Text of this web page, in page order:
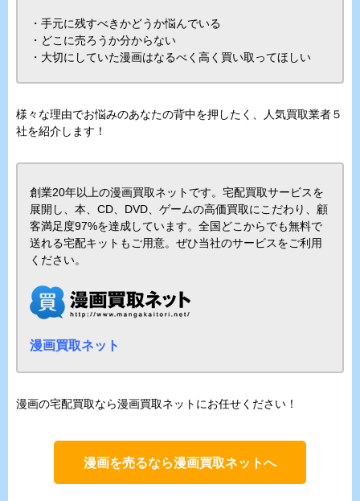
・手元に残すべきかどうか悩んでいる
・どこに売ろうか分からない
・大切にしていた漫画はなるべく高く買い取ってほしい
様々な理由でお悩みのあなたの背中を押したく、人気買取業者５
社を紹介します！
創業20年以上の漫画買取ネットです。宅配買取サービスを
展開し、本、CD、DVD、ゲームの高価買取にこだわり、顧
客満足度97%を達成しています。全国どこからでも無料で
送れる宅配キットもご用意。ぜひ当社のサービスをご利用
ください。
漫画買取ネット
漫画の宅配買取なら漫画買取ネットにお任せください！
漫画を売るなら漫画買取ネットへ